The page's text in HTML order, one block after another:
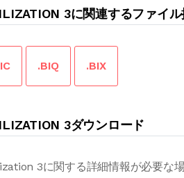
3に関連するファイ
.BIQ .BIX
3ダウンロード
3に関する詳細情報が必要な